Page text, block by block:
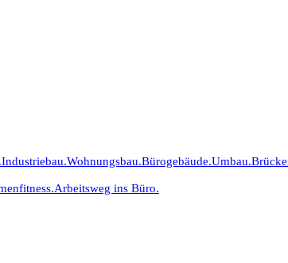
Industriebau.Wohnungsbau.Bürogebäude.Umbau.
Arbeitsweg ins Büro.